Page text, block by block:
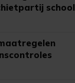
school